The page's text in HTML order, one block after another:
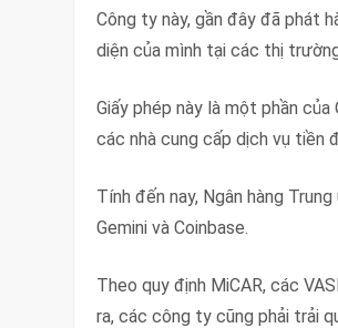
Công ty này, gần đây đã phát
diện của mình tại các thị
Giấy phép này là một phần
các nhà cung cấp dịch vụ
Tính đến nay, Ngân hàng
Gemini và Coinbase.
Theo quy định MiCAR, các
ra, các công ty cũng phải trải